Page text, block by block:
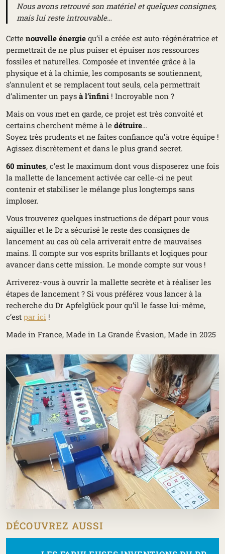
Nous avons retrouvé son matériel et quelques consignes,
mais lui reste introuvable…
Cette nouvelle énergie qu’il a créée est auto-régénératrice et
permettrait de ne plus puiser et épuiser nos ressources
fossiles et naturelles. Composée et inventée grâce à la
physique et à la chimie, les composants se soutiennent,
s’annulent et se remplacent tout seuls, cela permettrait
d’alimenter un pays à l’infini ! Incroyable non ?
Mais on vous met en garde, ce projet est très convoité et
certains cherchent même à le détruire…
Soyez très prudents et ne faites confiance qu’à votre équipe !
Agissez discrètement et dans le plus grand secret.
60 minutes, c’est le maximum dont vous disposerez une fois
la mallette de lancement activée car celle-ci ne peut
contenir et stabiliser le mélange plus longtemps sans
imploser.
Vous trouverez quelques instructions de départ pour vous
aiguiller et le Dr a sécurisé le reste des consignes de
lancement au cas où cela arriverait entre de mauvaises
mains. Il compte sur vos esprits brillants et logiques pour
avancer dans cette mission. Le monde compte sur vous !
Arriverez-vous à ouvrir la mallette secrète et à réaliser les
étapes de lancement ? Si vous préférez vous lancer à la
recherche du Dr Apfelglückpour qu’il le fasse lui-même,
c’est par ici !
Made in France, Made in La Grande Évasion, Made in 2025
3 PHOTOS
Voir la galerie
DÉCOUVREZ AUSSI